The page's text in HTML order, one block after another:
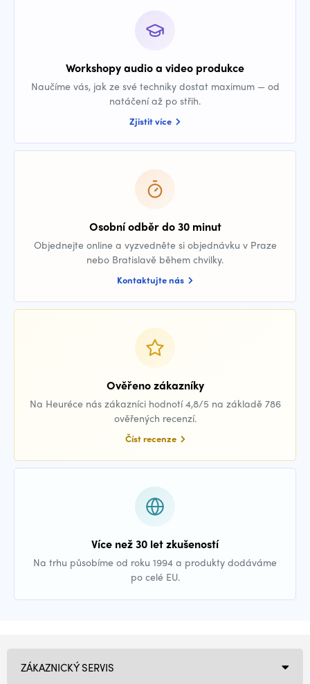
Workshopy audio a video produkce
Naučíme vás, jak ze své techniky dostat maximum — od
natáčení až po střih.
Zjistit více
Osobní odběr do 30 minut
Objednejte online a vyzvedněte si objednávku v Praze
nebo Bratislavě během chvilky.
Kontaktujte nás
Ověřeno zákazníky
Na Heuréce nás zákazníci hodnotí 4,8/5 na základě 786
ověřených recenzí.
Číst recenze
Více než 30 let zkušeností
Na trhu působíme od roku 1994 a produkty dodáváme
po celé EU.
ZÁKAZNICKÝ SERVIS